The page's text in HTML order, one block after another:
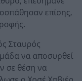
επίσης,
Σταυρός
να αποσυρθεί
σε θέση να